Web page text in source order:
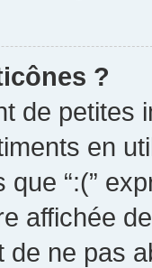
?
de petites
en
que “:(”
affichée
de ne pas